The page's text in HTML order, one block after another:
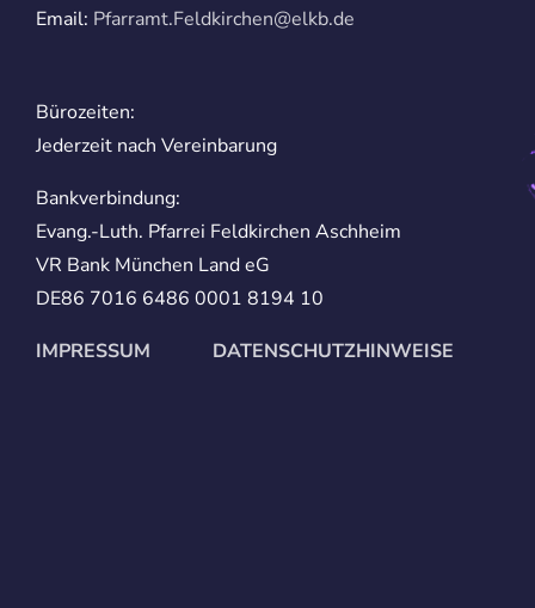
Email: Pfarramt.Feldkirchen@elkb.de
Bürozeiten:
Jederzeit nach Vereinbarung
Bankverbindung:
Evang.-Luth. Pfarrei Feldkirchen Aschheim
VR Bank München Land eG
DE86 7016 6486 0001 8194 10
IMPRESSUM
DATENSCHUTZHINWEISE